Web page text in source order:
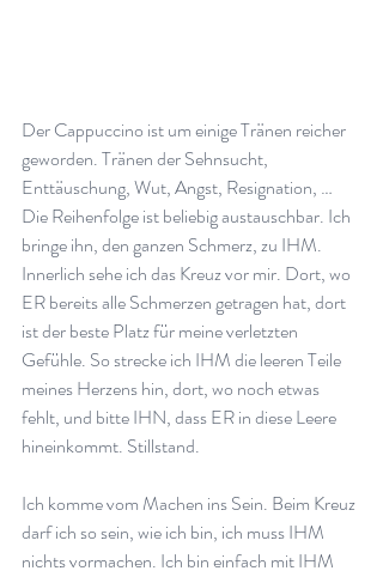
Der Cappuccino ist um einige Tränen reicher
geworden. Tränen der Sehnsucht,
Enttäuschung, Wut, Angst, Resignation, …
Die Reihenfolge ist beliebig austauschbar. Ich
bringe ihn, den ganzen Schmerz, zu IHM.
Innerlich sehe ich das Kreuz vor mir. Dort, wo
ER bereits alle Schmerzen getragen hat, dort
ist der beste Platz für meine verletzten
Gefühle. So strecke ich IHM die leeren Teile
meines Herzens hin, dort, wo noch etwas
fehlt, und bitte IHN, dass ER in diese Leere
hineinkommt. Stillstand.
Ich komme vom Machen ins Sein. Beim Kreuz
darf ich so sein, wie ich bin, ich muss IHM
nichts vormachen. Ich bin einfach mit IHM